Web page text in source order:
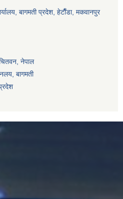
बागमती प्रदेश, हेटाैँडा, मकवानपुर
नेपाल
बागमती